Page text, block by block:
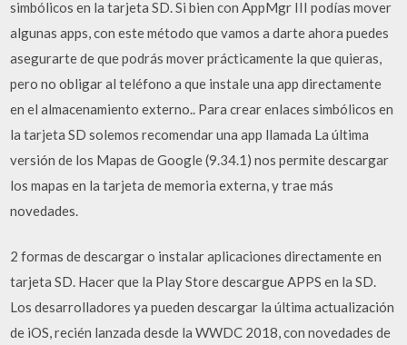
simbólicos en la tarjeta SD. Si bien con AppMgr III podías mover
algunas apps, con este método que vamos a darte ahora puedes
asegurarte de que podrás mover prácticamente la que quieras,
pero no obligar al teléfono a que instale una app directamente
en el almacenamiento externo.. Para crear enlaces simbólicos en
la tarjeta SD solemos recomendar una app llamada La última
versión de los Mapas de Google (9.34.1) nos permite descargar
los mapas en la tarjeta de memoria externa, y trae más
novedades.
2 formas de descargar o instalar aplicaciones directamente en
tarjeta SD. Hacer que la Play Store descargue APPS en la SD.
Los desarrolladores ya pueden descargar la última actualización
de iOS, recién lanzada desde la WWDC 2018, con novedades de